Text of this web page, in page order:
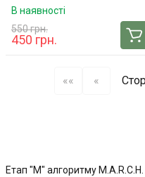
В наявності
550 грн.
450 грн.
«« «
Етап "М" алгоритму